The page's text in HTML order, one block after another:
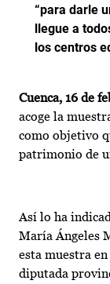
“para darle
llegue a
los centros
Cuenca, 16 de
acoge la
como objetivo
patrimonio de
Así lo ha
María Ángeles
esta muestra
diputada